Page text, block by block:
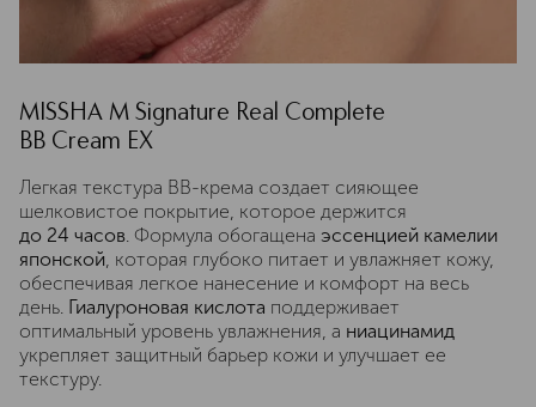
MISSHA М Signature Real Complete
BB Cream EX
Легкая текстура BB-крема создает сияющее
шелковистое покрытие, которое держится
до 24 часов. Формула обогащена эссенцией камелии
японской, которая глубоко питает и увлажняет кожу,
обеспечивая легкое нанесение и комфорт на весь
день. Гиалуроновая кислота поддерживает
оптимальный уровень увлажнения, а ниацинамид
укрепляет защитный барьер кожи и улучшает ее
текстуру.